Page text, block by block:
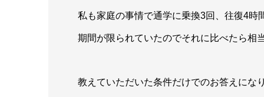
私も家庭の事情で通学に乗換3回、往復4
期間が限られていたのでそれに比べたら相
教えていただいた条件だけでのお答えにな